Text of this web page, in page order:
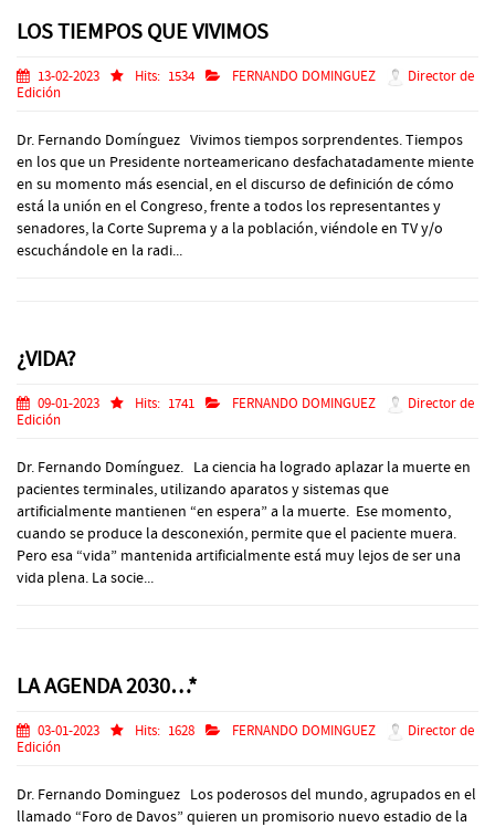
LOS TIEMPOS QUE VIVIMOS
13-02-2023 Hits: 1534 FERNANDO DOMINGUEZ
Director de
Edición
Dr. Fernando Domínguez Vivimos tiempos sorprendentes. Tiempos
en los que un Presidente norteamericano desfachatadamente miente
en su momento más esencial, en el discurso de definición de cómo
está la unión en el Congreso, frente a todos los representantes y
senadores, la Corte Suprema y a la población, viéndole en TV y/o
escuchándole en la radi...
¿VIDA?
09-01-2023 Hits: 1741 FERNANDO DOMINGUEZ
Director de
Edición
Dr. Fernando Domínguez. La ciencia ha logrado aplazar la muerte en
pacientes terminales, utilizando aparatos y sistemas que
artificialmente mantienen “en espera” a la muerte. Ese momento,
cuando se produce la desconexión, permite que el paciente muera.
Pero esa “vida” mantenida artificialmente está muy lejos de ser una
vida plena. La socie...
LA AGENDA 2030…*
03-01-2023 Hits: 1628 FERNANDO DOMINGUEZ
Director de
Edición
Dr. Fernando Dominguez Los poderosos del mundo, agrupados en el
llamado “Foro de Davos” quieren un promisorio nuevo estadio de la